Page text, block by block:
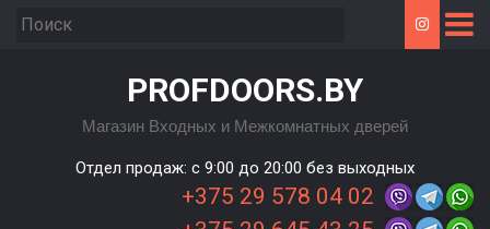
PROFDOORS.BY
Магазин Входных и Межкомнатных дверей
Отдел продаж: c 9:00 до 20:00 без выходных
+375 29 578 04 02